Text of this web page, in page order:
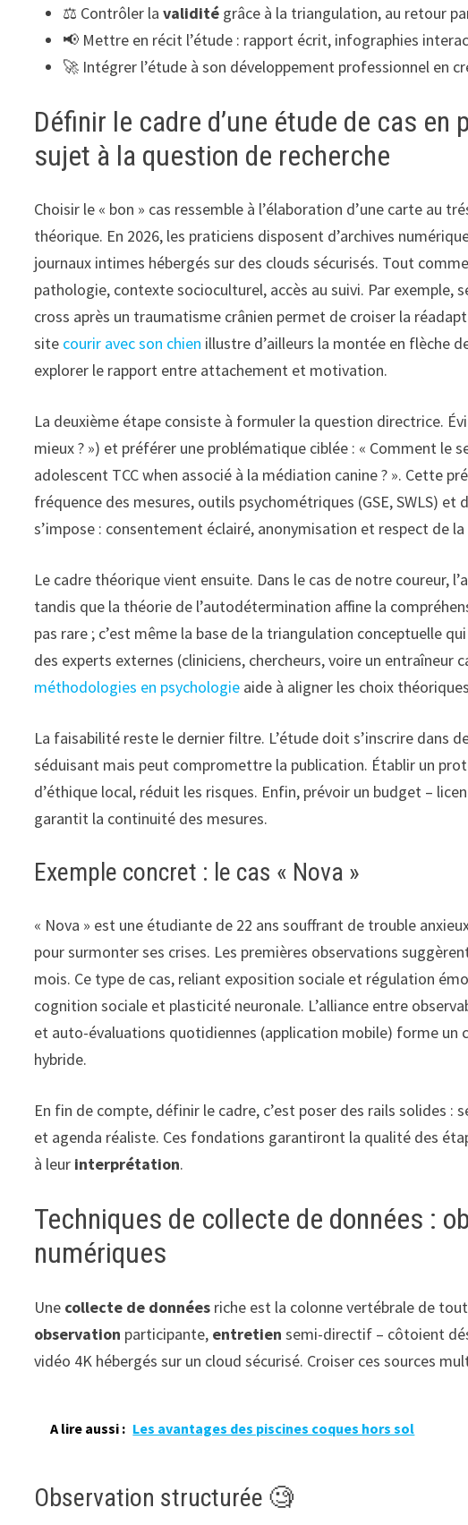
⚖️ Contrôler lavalidité grâce à la triangulation, au retour
📢 Mettre en récit l’étude : rapport écrit, infographies
🚀 Intégrer l’étude à son développement professionnel en
Définir le cadre d’une étude de cas
sujet à la question de recherche
Choisir le « bon » cas ressemble à l’élaboration d’une carte au
théorique. En 2026, les praticiens disposent d’archives
journaux intimes hébergés sur des clouds sécurisés. Tout
pathologie, contexte socioculturel, accès au suivi. Par exemple,
cross après un traumatisme crânien permet de croiser la
site courir avec son chien illustre d’ailleurs la montée en flèche
explorer le rapport entre attachement et motivation.
La deuxième étape consiste à formuler la question directrice.
mieux ? ») et préférer une problématique ciblée : « Comment le
adolescent TCC when associé à la médiation canine ? ». Cette
fréquence des mesures, outils psychométriques (GSE, SWLS)
s’impose : consentement éclairé, anonymisation et respect de la
Le cadre théorique vient ensuite. Dans le cas de notre coureur,
tandis que la théorie de l’autodétermination affine la
pas rare ; c’est même la base de la triangulation conceptuelle
des experts externes (cliniciens, chercheurs, voire un entraîneur
méthodologies en psychologie aide à aligner les choix
La faisabilité reste le dernier filtre. L’étude doit s’inscrire dans
séduisant mais peut compromettre la publication. Établir un
d’éthique local, réduit les risques. Enfin, prévoir un budget –
garantit la continuité des mesures.
Exemple concret : le cas « Nova »
« Nova » est une étudiante de 22 ans souffrant de trouble
pour surmonter ses crises. Les premières observations
mois. Ce type de cas, reliant exposition sociale et régulation
cognition sociale et plasticité neuronale. L’alliance entre
et auto-évaluations quotidiennes (application mobile) forme un
hybride.
En fin de compte, définir le cadre, c’est poser des rails solides
et agenda réaliste. Ces fondations garantiront la qualité des
à leur interprétation.
Techniques de collecte de données :
numériques
Une collecte de données riche est la colonne vertébrale de
observation participante, entretien semi-directif – côtoient
vidéo 4K hébergés sur un cloud sécurisé. Croiser ces sources
A lire aussi : Les avantages des piscines coques hors sol
Observation structurée 🧐